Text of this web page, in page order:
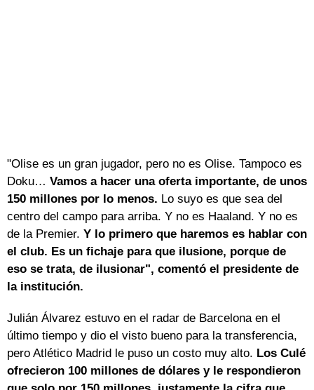
"Olise es un gran jugador, pero no es Olise. Tampoco es
Doku… Vamos a hacer una oferta importante, de unos
150 millones por lo menos. Lo suyo es que sea del
centro del campo para arriba. Y no es Haaland. Y no es
de la Premier. Y lo primero que haremos es hablar con
el club. Es un fichaje para que ilusione, porque de
eso se trata, de ilusionar", comentó el presidente de
la institución.
Julián Álvarez estuvo en el radar de Barcelona en el
último tiempo y dio el visto bueno para la transferencia,
pero Atlético Madrid le puso un costo muy alto. Los Culé
ofrecieron 100 millones de dólares y le respondieron